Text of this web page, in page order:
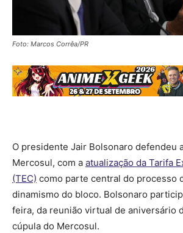
Foto: Marcos Corrêa/PR
O presidente Jair Bolsonaro defendeu
Mercosul, com a atualização da Tarifa
(TEC) como parte central do processo
dinamismo do bloco. Bolsonaro
feira, da reunião virtual de aniversário
cúpula do Mercosul.